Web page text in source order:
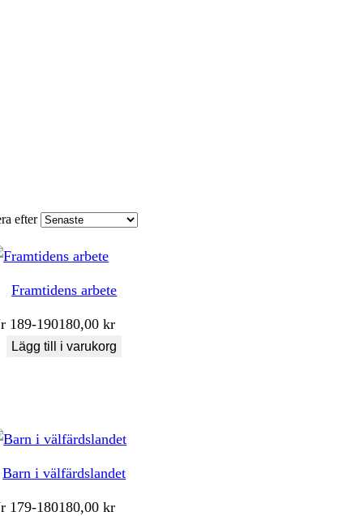
efter
Framtidens arbete
189-190180,00kr
Lägg till i varukorg
Barn i välfärdslandet
179-180180,00kr